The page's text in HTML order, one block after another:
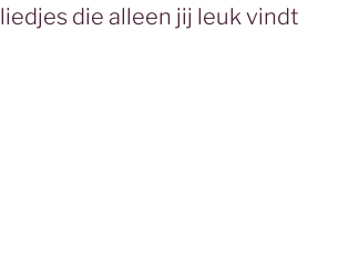
die alleen jij leuk vindt